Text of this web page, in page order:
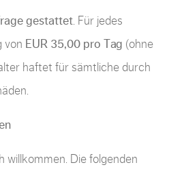
gestattet . Für jedes
von EUR 35,00 pro Tag (ohne
haftet für sämtliche durch
willkommen. Die folgenden